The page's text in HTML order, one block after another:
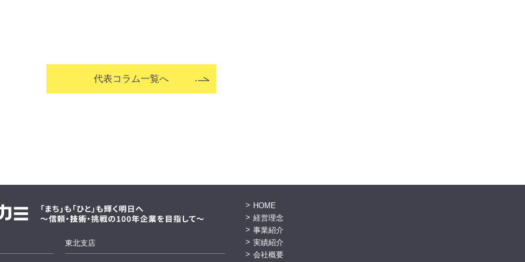
代表コラム一覧へ
HOME
経営理念
事業紹介
実績紹介
会社概要
東北支店